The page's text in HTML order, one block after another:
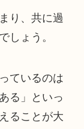
り、共に過
しょう。
ているのは
る」といっ
ることが大